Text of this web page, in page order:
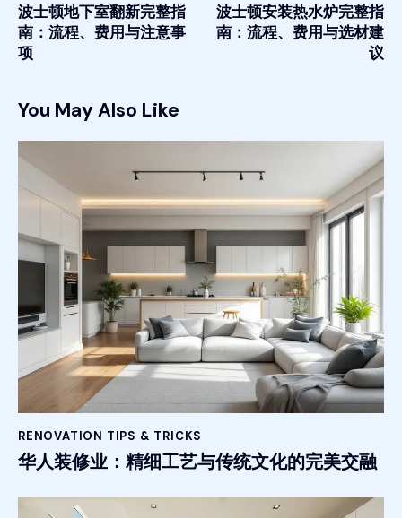
波士顿地下室翻新完整指
南：流程、费用与注意事
项
波士顿安装热水炉完整指
南：流程、费用与选材建
议
You May Also Like
RENOVATION TIPS & TRICKS
华人装修业：精细工艺与传统文化的完美交融